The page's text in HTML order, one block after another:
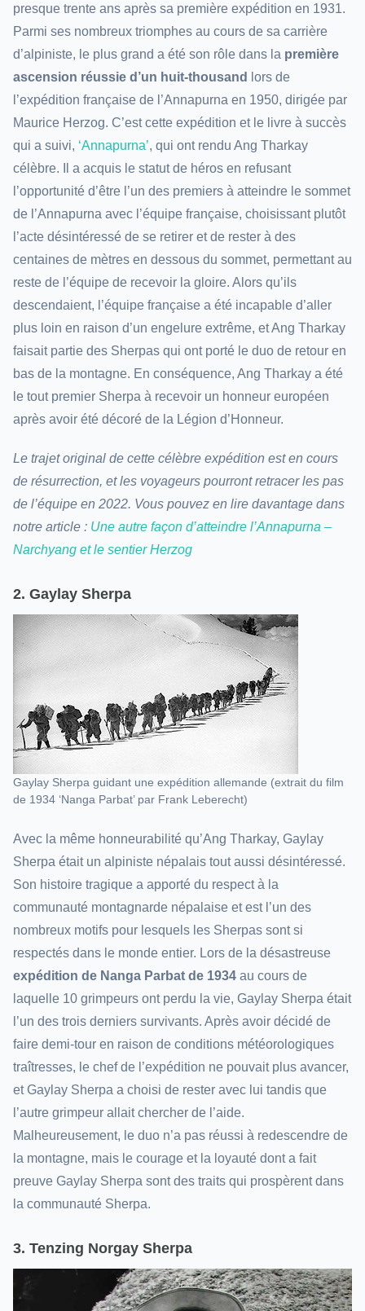
presque trente ans après sa première expédition en 1931.
Parmi ses nombreux triomphes au cours de sa carrière
d’alpiniste, le plus grand a été son rôle dans la première
ascension réussie d’un huit-thousand
lors de
l’expédition française de l’Annapurna en 1950, dirigée par
Maurice Herzog. C’est cette expédition et le livre à succès
qui a suivi, ‘Annapurna’, qui ont rendu Ang Tharkay
célèbre. Il a acquis le statut de héros en refusant
l’opportunité d’être l’un des premiers à atteindre le sommet
de l’Annapurna avec l’équipe française, choisissant plutôt
l’acte désintéressé de se retirer et de rester à des
centaines de mètres en dessous du sommet, permettant au
reste de l’équipe de recevoir la gloire. Alors qu’ils
descendaient, l’équipe française a été incapable d’aller
plus loin en raison d’un engelure extrême, et Ang Tharkay
faisait partie des Sherpas qui ont porté le duo de retour en
bas de la montagne. En conséquence, Ang Tharkay a été
le tout premier Sherpa à recevoir un honneur européen
après avoir été décoré de la Légion d’Honneur.
Le trajet original de cette célèbre expédition est en cours
de résurrection, et les voyageurs pourront retracer les pas
de l’équipe en 2022. Vous pouvez en lire davantage dans
notre article : Une autre façon d’atteindre l’Annapurna –
Narchyang et le sentier Herzog
2. Gaylay Sherpa
Gaylay Sherpa guidant une expédition allemande (extrait du film
de 1934 ‘Nanga Parbat’ par Frank Leberecht)
Avec la même honneurabilité qu’Ang Tharkay, Gaylay
Sherpa était un alpiniste népalais tout aussi désintéressé.
Son histoire tragique a apporté du respect à la
communauté montagnarde népalaise et est l’un des
nombreux motifs pour lesquels les Sherpas sont si
respectés dans le monde entier. Lors de la désastreuse
expédition de Nanga Parbat de 1934 au cours de
laquelle 10 grimpeurs ont perdu la vie, Gaylay Sherpa était
l’un des trois derniers survivants. Après avoir décidé de
faire demi-tour en raison de conditions météorologiques
traîtresses, le chef de l’expédition ne pouvait plus avancer,
et Gaylay Sherpa a choisi de rester avec lui tandis que
l’autre grimpeur allait chercher de l’aide.
Malheureusement, le duo n’a pas réussi à redescendre de
la montagne, mais le courage et la loyauté dont a fait
preuve Gaylay Sherpa sont des traits qui prospèrent dans
la communauté Sherpa.
3. Tenzing Norgay Sherpa